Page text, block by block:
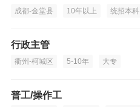
成都-金堂县 10年以上 统招本科
行政主管
衢州-柯城区 5-10年 大专
普工/操作工